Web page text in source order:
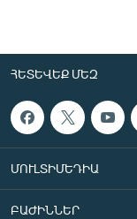
ՀԵՏԵՎԵՔ ՄԵԶ
ՄՈՒԼՏԻՄԵԴԻԱ
ԲԱԺԻՆՆԵՐ